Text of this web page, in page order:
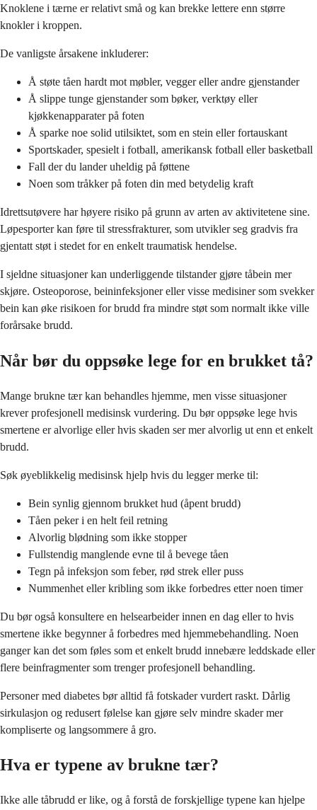
Knoklene i tærne er relativt små og kan brekke lettere enn større
knokler i kroppen.
De vanligste årsakene inkluderer:
Å støte tåen hardt mot møbler, vegger eller andre gjenstander
Å slippe tunge gjenstander som bøker, verktøy eller
kjøkkenapparater på foten
Å sparke noe solid utilsiktet, som en stein eller fortauskant
Sportskader, spesielt i fotball, amerikansk fotball eller basketball
Fall der du lander uheldig på føttene
Noen som tråkker på foten din med betydelig kraft
Idrettsutøvere har høyere risiko på grunn av arten av aktivitetene sine.
Løpesporter kan føre til stressfrakturer, som utvikler seg gradvis fra
gjentatt støt i stedet for en enkelt traumatisk hendelse.
I sjeldne situasjoner kan underliggende tilstander gjøre tåbein mer
skjøre. Osteoporose, beininfeksjoner eller visse medisiner som svekker
bein kan øke risikoen for brudd fra mindre støt som normalt ikke ville
forårsake brudd.
Når bør du oppsøke lege for en brukket tå?
Mange brukne tær kan behandles hjemme, men visse situasjoner
krever profesjonell medisinsk vurdering. Du bør oppsøke lege hvis
smertene er alvorlige eller hvis skaden ser mer alvorlig ut enn et enkelt
brudd.
Søk øyeblikkelig medisinsk hjelp hvis du legger merke til:
Bein synlig gjennom brukket hud (åpent brudd)
Tåen peker i en helt feil retning
Alvorlig blødning som ikke stopper
Fullstendig manglende evne til å bevege tåen
Tegn på infeksjon som feber, rød strek eller puss
Nummenhet eller kribling som ikke forbedres etter noen timer
Du bør også konsultere en helsearbeider innen en dag eller to hvis
smertene ikke begynner å forbedres med hjemmebehandling. Noen
ganger kan det som føles som et enkelt brudd innebære leddskade eller
flere beinfragmenter som trenger profesjonell behandling.
Personer med diabetes bør alltid få fotskader vurdert raskt. Dårlig
sirkulasjon og redusert følelse kan gjøre selv mindre skader mer
kompliserte og langsommere å gro.
Hva er typene av brukne tær?
Ikke alle tåbrudd er like, og å forstå de forskjellige typene kan hjelpe